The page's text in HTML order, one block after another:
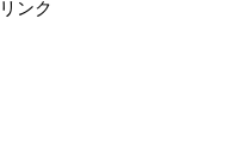
ンク